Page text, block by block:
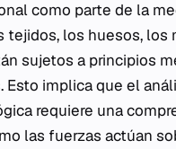
como parte de la
tejidos, los huesos, los
sujetos a principios
Esto implica que el
requiere una
las fuerzas actúan